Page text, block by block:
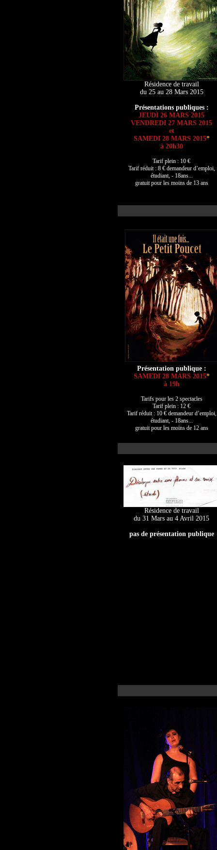
Résidence de travail
du 25 au 28 Mars 2015
Présentations publiques :
JEUDI 26 MARS 2015
VENDREDI 27 MARS 2015
et
SAMEDI 28 MARS 2015*
à 20h30
Tarif plein : 10 €
Tarif réduit : 8 € demandeur d’emploi,
étudiant, - 18ans...
gratuit pour les moins de 13 ans
Présentation publique :
SAMEDI 28 MARS 2015*
à 19h
Tarifs pour les 2 spectacles
Tarif plein : 12 €
Tarif réduit : 10 € demandeur d’emploi,
étudiant, - 18ans...
gratuit pour les moins de 12 ans
Résidence de travail
du 31 Mars au 4 Avril 2015
pas de présentation publique